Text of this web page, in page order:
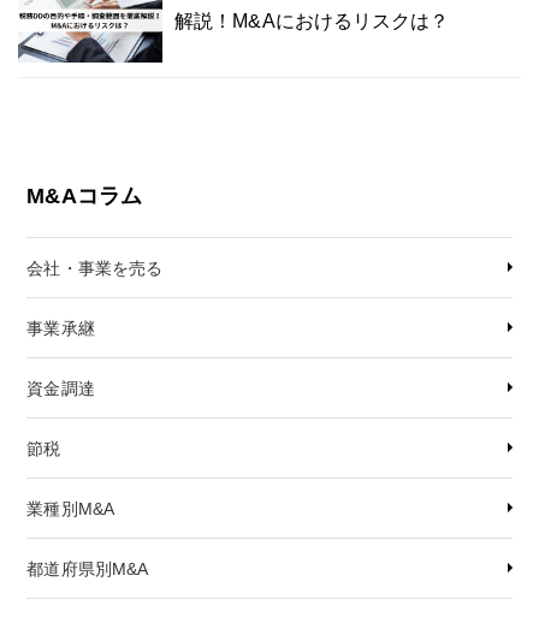
解説！M&Aにおけるリスクは？
M&Aコラム
会社・事業を売る
事業承継
資金調達
節税
業種別M&A
都道府県別M&A